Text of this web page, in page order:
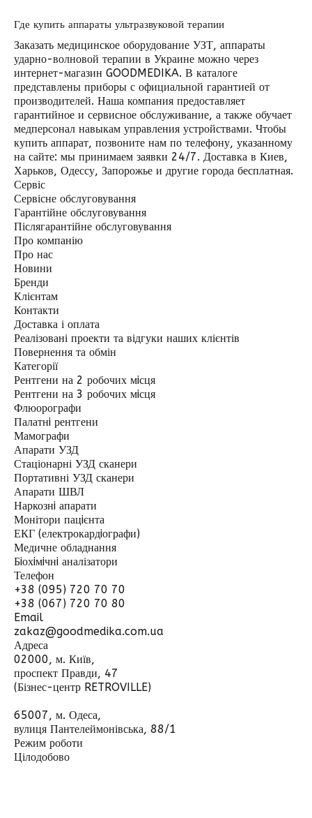
Где купить аппараты ультразвуковой терапии
Заказать медицинское оборудование УЗТ, аппараты
ударно-волновой терапии в Украине можно через
интернет-магазин GOODMEDIKA. В каталоге
представлены приборы с официальной гарантией от
производителей. Наша компания предоставляет
гарантийное и сервисное обслуживание, а также обучает
медперсонал навыкам управления устройствами. Чтобы
купить аппарат, позвоните нам по телефону, указанному
на сайте: мы принимаем заявки 24/7. Доставка в Киев,
Харьков, Одессу, Запорожье и другие города бесплатная.
Сервіс
Сервісне обслуговування
Гарантійне обслуговування
Післягарантійне обслуговування
Про компанію
Про нас
Новини
Бренди
Клієнтам
Контакти
Доставка і оплата
Реалізовані проекти та відгуки наших клієнтів
Повернення та обмін
Категорії
Рентгени на 2 робочих мiсця
Рентгени на 3 робочих мiсця
Флюорографи
Палатнi рентгени
Мамографи
Апарати УЗД
Стаціонарні УЗД сканери
Портативні УЗД сканери
Апарати ШВЛ
Наркознi апарати
Монітори пацiєнта
ЕКГ (електрокардiографи)
Медичне обладнання
Бiохiмiчнi аналізатори
Телефон
+38 (095) 720 70 70
+38 (067) 720 70 80
Email
zakaz@goodmedika.com.ua
Адреса
02000, м. Київ,
проспект Правди, 47
(Бізнес-центр RETROVILLE)
65007, м. Одеса,
вулиця Пантелеймонівська, 88/1
Режим роботи
Цілодобово